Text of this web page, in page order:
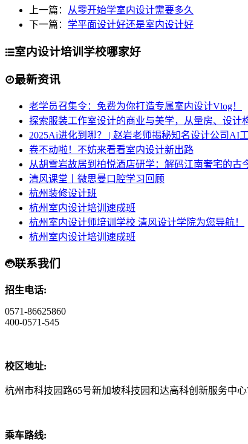
上一篇： 从零开始学室内设计需要多久
下一篇： 学平面设计好还是室内设计好
室内设计培训学校哪家好
最新资讯
老学员召集令：免费为你打造专属室内设计Vlog！
探索服装工作室设计的商业与美学，从量房、设计
2025Ai进化到哪？ | 赵岩老师揭秘知名设计公司AI工
卷不动啦！不妨来看看室内设计新出路
从胡雪岩故居到柏悦酒店研学：解码江南奢宅的古
清风课堂丨微思曼口腔学习回顾
杭州装修设计班
杭州室内设计培训速成班
杭州室内设计师培训学校 清风设计学院为您导航！
杭州室内设计培训速成班
联系我们
招生电话:
0571-86625860
400-0571-545
校区地址:
杭州市科技园路65号新加坡科技园和达高科创新服务中心
乘车路线: